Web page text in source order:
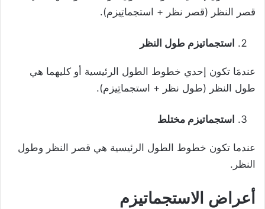
قصر النظر (قصر نظر + استجماتِيزم).
استجماتيزم طول النظر
عندمَا تكون إحدي خطوط الطول الرئيسية أو كليهما هي
طول النظر (طول نظر + استجماتِيزم).
استجماتيزم مختلط
عندما تكون خطوط الطول الرئيسية هي قصر النظر وطول
النظر.
أعراض الاستجماتيزم